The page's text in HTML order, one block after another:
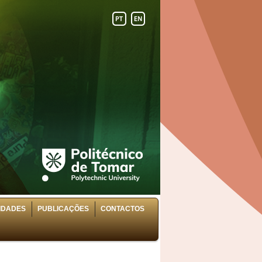
PUBLICAÇÕES CONTACTOS